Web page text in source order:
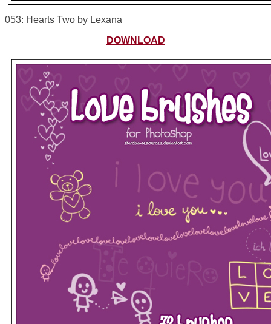
053: Hearts Two by Lexana
DOWNLOAD